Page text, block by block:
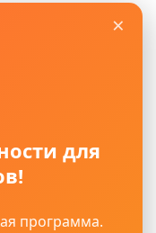
×
для
программа.
подробной